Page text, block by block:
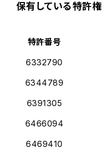
保有している特許権
特許番号
6332790
6344789
6391305
6466094
6469410